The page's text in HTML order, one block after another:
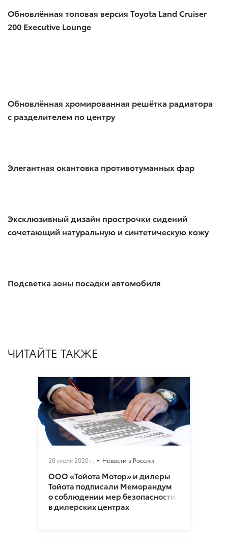
Обновлённая топовая версия Toyota Land Cruiser
200 Executive Lounge
Обновлённая хромированная решётка радиатора
с разделителем по центру
Элегантная окантовка противотуманных фар
Эксклюзивный дизайн прострочки сидений
сочетающий натуральную и синтетическую кожу
Подсветка зоны посадки автомобиля
ЧИТАЙТЕ ТАКЖЕ
20 июля 2020 г. Новости в России
ООО «Тойота Мотор» и дилеры
Тойота подписали Меморандум
о соблюдении мер безопасности
в дилерских центрах